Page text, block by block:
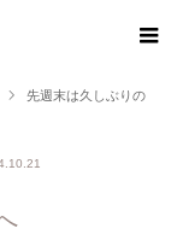
先週末は久しぶりの